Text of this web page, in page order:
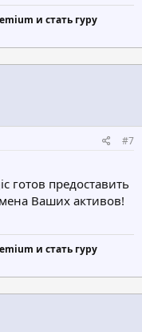
и стать гуру
#7
готов предоставить
Ваших активов!
и стать гуру